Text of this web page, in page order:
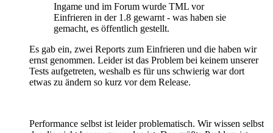
Ingame und im Forum wurde TML vor
Einfrieren in der 1.8 gewarnt - was haben sie
gemacht, es öffentlich gestellt.
Es gab ein, zwei Reports zum Einfrieren und die haben wir
ernst genommen. Leider ist das Problem bei keinem unserer
Tests aufgetreten, weshalb es für uns schwierig war dort
etwas zu ändern so kurz vor dem Release.
Performance selbst ist leider problematisch. Wir wissen selbst